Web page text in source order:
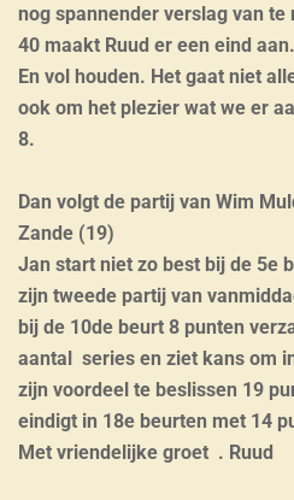
nog spannender verslag van te
40 maakt Ruud er een eind aan.
En vol houden. Het gaat niet
ook om het plezier wat we er
8.
Dan volgt de partij van Wim
Zande (19)
Jan start niet zo best bij de 5e
zijn tweede partij van
bij de 10de beurt 8 punten
aantal series en ziet kans om
zijn voordeel te beslissen 19
eindigt in 18e beurten met 14
Met vriendelijke groet . Ruud